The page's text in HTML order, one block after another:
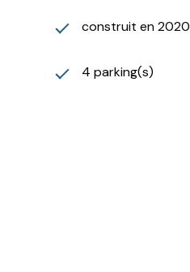
construit en 2020
4 parking(s)